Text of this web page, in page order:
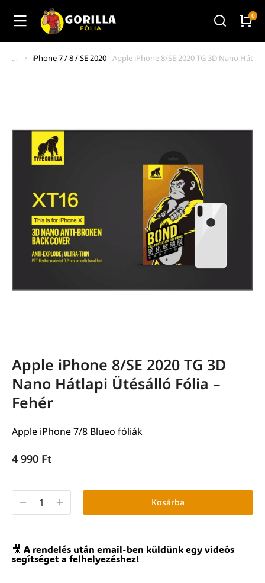
You are here:
iPhone 7 / 8 / SE 2020 Apple iPhone 8/SE 2020 TG 3D Nano
Apple iPhone 8/SE 2020 TG 3D
Nano Hátlapi Ütésálló Fólia –
Fehér
Apple iPhone 7/8 Blueo fóliák
4 990 Ft
Kosárba
🎥 A rendelés után email-ben küldünk egy videós
segítséget a felhelyezéshez!